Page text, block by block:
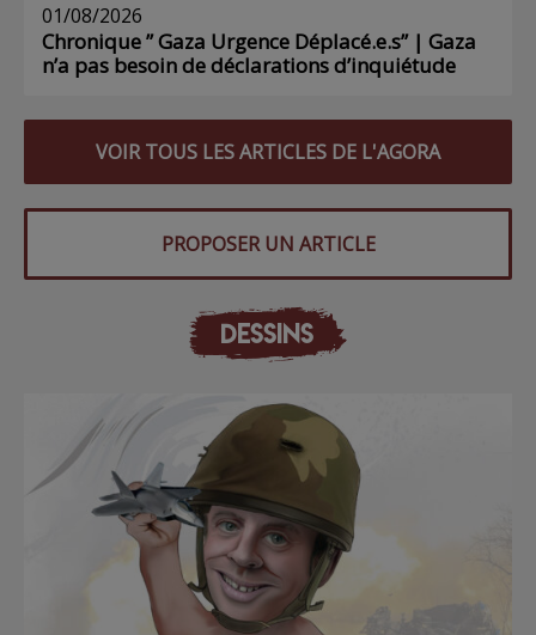
01/08/2026
Chronique ” Gaza Urgence Déplacé.e.s” | Gaza
n’a pas besoin de déclarations d’inquiétude
VOIR TOUS LES ARTICLES DE L'AGORA
PROPOSER UN ARTICLE
DESSINS